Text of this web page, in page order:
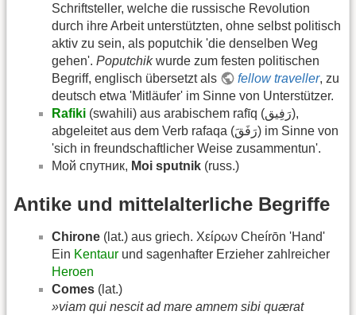
Schriftsteller, welche die russische Revolution
durch ihre Arbeit unterstützten, ohne selbst politisch
aktiv zu sein, als poputchik 'die denselben Weg
gehen'. Poputchikwurde zum festen politischen
Begriff, englisch übersetzt als
fellow traveller, zu
deutsch etwa 'Mitläufer' im Sinne von Unterstützer.
Rafiki (swahili) aus arabischem rafīq (رَفِيق),
abgeleitet aus dem Verb rafaqa (رَفَقَ) im Sinne von
'sich in freundschaftlicher Weise zusammentun'.
Мой спутник, Moi sputnik (russ.)
Antike und mittelalterliche Begriffe
Chirone (lat.) aus griech. Χείρων Cheírōn 'Hand'
Ein Kentaur und sagenhafter Erzieher zahlreicher
Heroen
Comes (lat.)
»viam qui nescit ad mare amnem sibi quærat